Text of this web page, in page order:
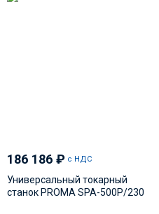
186 186 ₽ с НДС
Универсальный токарный
станок PROMA SPA-500P/230